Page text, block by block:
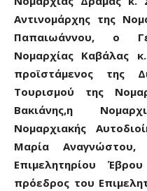
Αντινομάρχης της
Παπαιωάννου, ο
Νομαρχίας Καβάλας
προϊστάμενος της
Τουρισμού της
Βακιάνης,η
Νομαρχιακής
Μαρία
Επιμελητηρίου
πρόεδρος του